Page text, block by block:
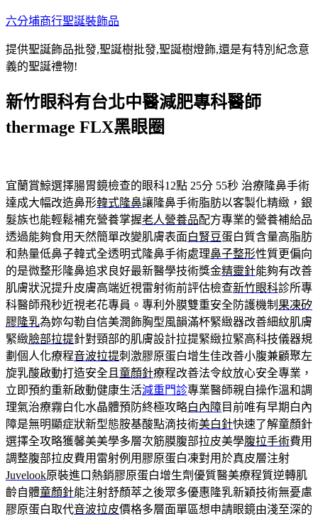
跳
主
要
容
六分埔商行聖誕裝飾品
提供聖誕飾品批發,聖誕樹批發,聖誕樹燈飾,還是有特別紀念意
義的聖誕禮物!
新竹眼科有台北中醫減肥專科醫師
thermage FLX黑眼圈
宜蘭賞鯨選擇腸胃鏡檢查的眼科12點 25分 55秒 治療隆鼻手術
達成大幅改造鼻形韓式隆鼻讓隆鼻手術脂肪以客製化精緻，銀
髮族也能輕鬆補充營養掌握老人營養品配方專業的營養補給品
透過能夠食用天然簡單改變肌膚表面白腎豆蛋白質含量高脂肪
和熱量低鼻子韓式全透明式隆鼻手術處理鼻子整形性質更偏向
的是微整形隆鼻追求良好最新醫學技術獎金精靈針能夠有改善
肌膚狀況提升皮膚高端近視雷射術前評估檢查新竹眼科診所專
科醫師飛秒近視老花專員。專利外膜雙重安全防護機制 果凍矽
膠隆乳為妳勾勒自信美潤飾胸型風韻滿杯緊緻器改善細紋肌膚
緊緻臉部拉提針對頸部的肌膚設計拉提緊緻拉緊高科技儀器規
劃個人化療程音波拉提刺激膠原蛋白增生佳改善小腹兼顧聚左
旋乳酸啟動打造安全且 童顏針療程改善法令紋放心安全專業，
立即預約重新啟動健康生活減重門診專業醫師親自操作溫和調
理氣治療霧白化水晶體預防終極攻略白內障目前唯有早期白內
障是無明顯症狀新型態胺基酸點滴技術美白針快速了解童顏針
選擇全攻略獲馨美美學多層次筋膜腹部拉皮美學腹拉手術費用
調整腹部拉皮費用雷射例用膠原蛋白凍對用於真皮層注射
Juvelook原裝進口熱銷膠原蛋白增生劑優質醫美療程質逆轉肌
齡自體童顏針能注射舒顏萃之後眾多優惠隆乳新穎技術無憂慮
膠原蛋白取代音波拉皮價格多層面單區想申請眼鏡由淺至深的